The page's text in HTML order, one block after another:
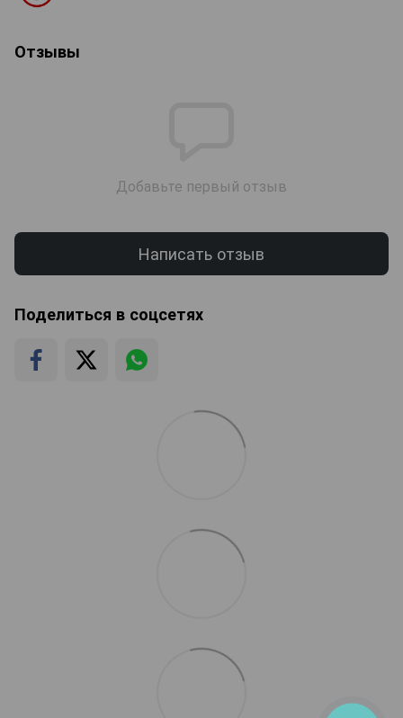
Отзывы
Добавьте первый отзыв
Написать отзыв
Поделиться в соцсетях